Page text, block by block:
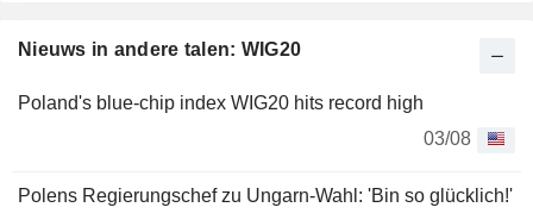
Nieuws in andere talen: WIG20
Poland's blue-chip index WIG20 hits record high
03/08
Polens Regierungschef zu Ungarn-Wahl: 'Bin so glücklich!'